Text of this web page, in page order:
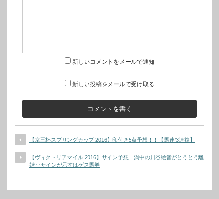
新しいコメントをメールで通知
新しい投稿をメールで受け取る
【京王杯スプリングカップ 2016】印付き5点予想！！【馬連/3連複】
【ヴィクトリアマイル 2016】サイン予想｜渦中の川谷絵音がとうとう離
婚･･サインが示すはゲス馬券